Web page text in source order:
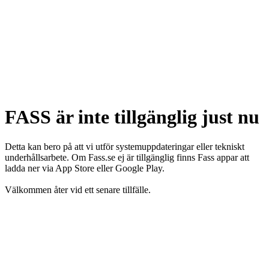
FASS är inte tillgänglig just nu
Detta kan bero på att vi utför systemuppdateringar eller tekniskt
underhållsarbete. Om Fass.se ej är tillgänglig finns Fass appar att
ladda ner via App Store eller Google Play.
Välkommen åter vid ett senare tillfälle.